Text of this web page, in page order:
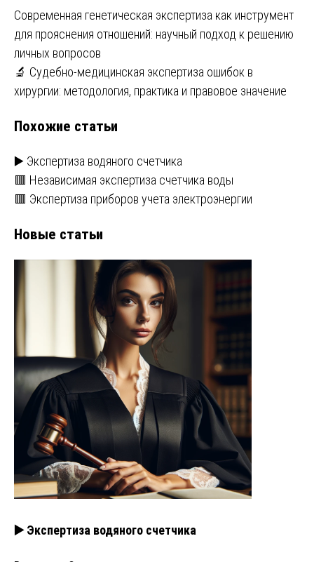
Навигация
по
записям
Современная генетическая экспертиза как инструмент
для прояснения отношений: научный подход к решению
личных вопросов
🔬 Судебно-медицинская экспертиза ошибок в
хирургии: методология, практика и правовое значение
Похожие статьи
▶️ Экспертиза водяного счетчика
🟥 Независимая экспертиза счетчика воды
🟥 Экспертиза приборов учета электроэнергии
Новые статьи
▶️ Экспертиза водяного счетчика